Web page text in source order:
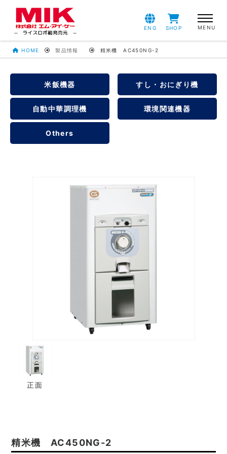
ENG SHOP
HOME 製品情報 精米機 AC450NG-2
米飯機器 すし・おにぎり機
自動中華調理機 環境関連機器
Others
正面
精米機 AC450NG-2